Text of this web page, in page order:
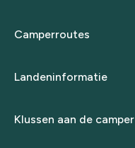
Camperroutes
Landeninformatie
Klussen aan de camper